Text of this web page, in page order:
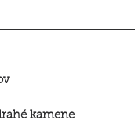
kamene